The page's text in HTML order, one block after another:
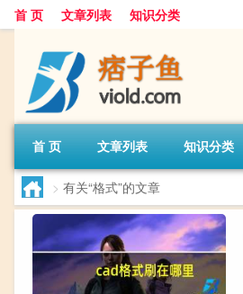
首 页 文章列表 知识分类
首 页 文章列表 知识分类
> 有关“格式”的文章